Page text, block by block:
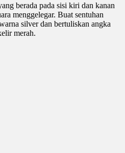
berada pada sisi kiri dan kanan
menggelegar. Buat sentuhan
silver dan bertuliskan angka
merah.